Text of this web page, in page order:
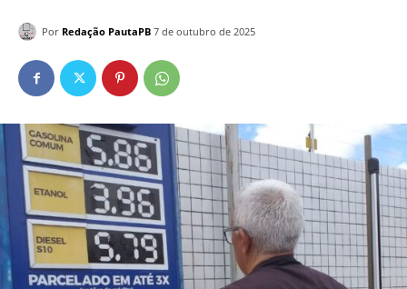
Por Redação PautaPB 7 de outubro de 2025